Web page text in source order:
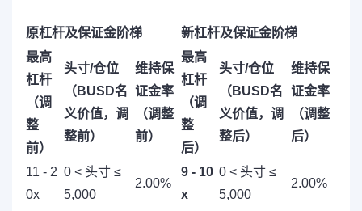
原杠杆及保证金阶梯
新杠杆及保证金阶梯
最高
杠杆
（调
整
前）
头寸/仓位
（BUSD名
义价值，调
整前）
维持保
证金率
（调整
前）
最高
杠杆
（调
整
后）
头寸/仓位
（BUSD名
义价值，调
整后）
维持保
证金率
（调整
后）
11 - 2
0x
0 < 头寸 ≤
5,000
2.00%
9 - 10
x
0 < 头寸 ≤
5,000
2.00%